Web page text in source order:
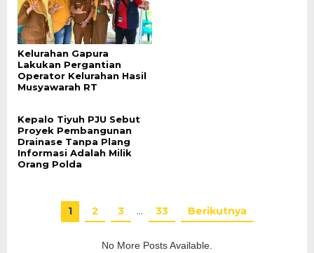
Kelurahan Gapura
Lakukan Pergantian
Operator Kelurahan Hasil
Musyawarah RT
Kepalo Tiyuh PJU Sebut
Proyek Pembangunan
Drainase Tanpa Plang
Informasi Adalah Milik
Orang Polda
1 2 3 … 33 Berikutnya
No More Posts Available.